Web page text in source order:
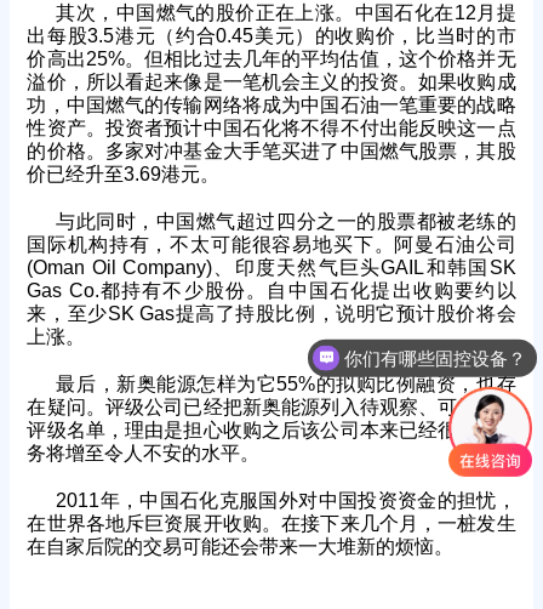
其次，中国燃气的股价正在上涨。中国石化在12月提
出每股3.5港元（约合0.45美元）的收购价，比当时的市
价高出25%。但相比过去几年的平均估值，这个价格并无
溢价，所以看起来像是一笔机会主义的投资。如果收购成
功，中国燃气的传输网络将成为中国石油一笔重要的战略
性资产。投资者预计中国石化将不得不付出能反映这一点
的价格。多家对冲基金大手笔买进了中国燃气股票，其股
价已经升至3.69港元。
与此同时，中国燃气超过四分之一的股票都被老练的
国际机构持有，不太可能很容易地买下。阿曼石油公司
(Oman Oil Company)、印度天然气巨头GAIL和韩国SK
Gas Co.都持有不少股份。自中国石化提出收购要约以
来，至少SK Gas提高了持股比例，说明它预计股价将会
上涨。
最后，新奥能源怎样为它55%的拟购比例融资，也存
在疑问。评级公司已经把新奥能源列入待观察、可能下调
评级名单，理由是担心收购之后该公司本来已经很高的债
务将增至令人不安的水平。
2011年，中国石化克服国外对中国投资资金的担忧，
在世界各地斥巨资展开收购。在接下来几个月，一桩发生
在自家后院的交易可能还会带来一大堆新的烦恼。
你们有哪些固控设备？